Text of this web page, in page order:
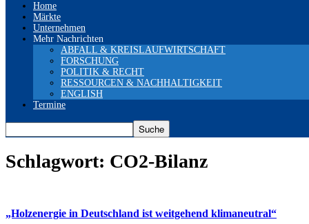
Home
Märkte
Unternehmen
Mehr Nachrichten
ABFALL & KREISLAUFWIRTSCHAFT
FORSCHUNG
POLITIK & RECHT
RESSOURCEN & NACHHALTIGKEIT
ENGLISH
Termine
Schlagwort: CO2-Bilanz
„Holzenergie in Deutschland ist weitgehend klimaneutral“